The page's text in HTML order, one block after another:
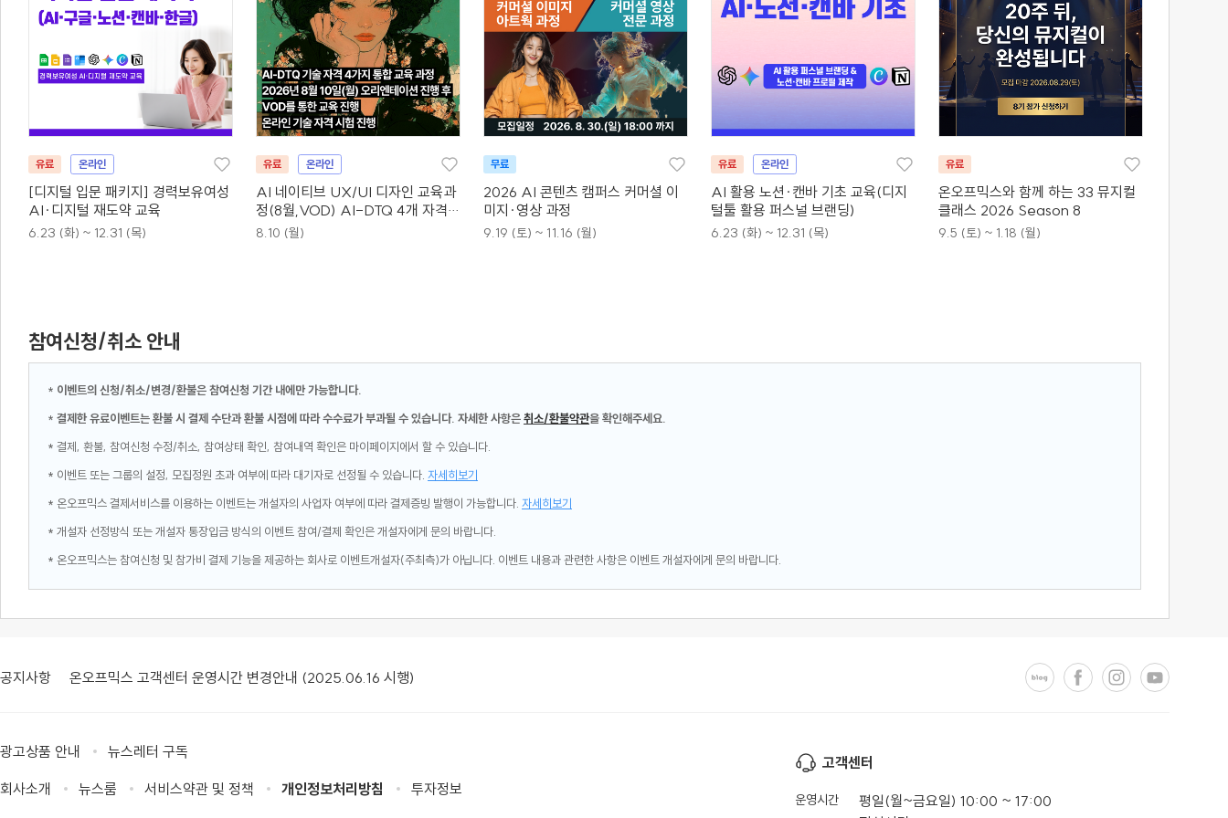
유료 온라인
[디지털 입문 패키지] 경력보유여성
AI·디지털 재도약 교육
6.23 (화) ~ 12.31 (목)
유료 온라인
AI 네이티브 UX/UI 디자인 교육과
정(8월,VOD) AI-DTQ 4개 자격증
동시취득
8.10 (월)
무료
2026 AI 콘텐츠 캠퍼스 커머셜 이
미지·영상 과정
9.19 (토) ~ 11.16 (월)
유료 온라인
AI 활용 노션·캔바 기초 교육(디지
털툴 활용 퍼스널 브랜딩)
6.23 (화) ~ 12.31 (목)
유료
온오프믹스와 함께 하는 33 뮤지컬
클래스 2026 Season 8
9.5 (토) ~ 1.18 (월)
참여신청/취소 안내
* 이벤트의 신청/취소/변경/환불은 참여신청 기간 내에만 가능합니다.
* 결제한 유료이벤트는 환불 시 결제 수단과 환불 시점에 따라 수수료가 부과될 수 있습니다. 자세한 사항은취소/환불약관을 확인해주세요.
* 결제, 환불, 참여신청 수정/취소, 참여상태 확인, 참여내역 확인은 마이페이지에서 할 수 있습니다.
* 이벤트 또는 그룹의 설정, 모집정원 초과 여부에 따라 대기자로 선정될 수 있습니다. 자세히보기
* 온오프믹스 결제서비스를 이용하는 이벤트는 개설자의 사업자 여부에 따라 결제증빙 발행이 가능합니다. 자세히보기
* 개설자 선정방식 또는 개설자 통장입금 방식의 이벤트 참여/결제 확인은 개설자에게 문의 바랍니다.
* 온오프믹스는 참여신청 및 참가비 결제 기능을 제공하는 회사로 이벤트개설자(주최측)가 아닙니다. 이벤트 내용과 관련한 사항은 이벤트 개설자에게 문의 바랍니다.
공지사항 온오프믹스 고객센터 운영시간 변경안내 (2025.06.16 시행)
광고상품 안내 뉴스레터 구독
회사소개 뉴스룸 서비스약관 및 정책 개인정보처리방침 투자정보
고객센터
운영시간
평일(월~금요일) 10:00 ~ 17:00